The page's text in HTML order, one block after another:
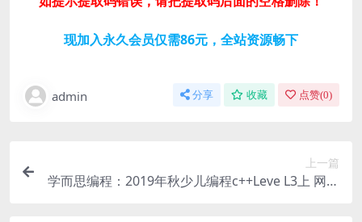
现加入永久会员仅需86元，全站资源畅下
admin 分享 收藏 点赞(0)
上一篇
学而思编程：2019年秋少儿编程c++Leve L3上 网盘